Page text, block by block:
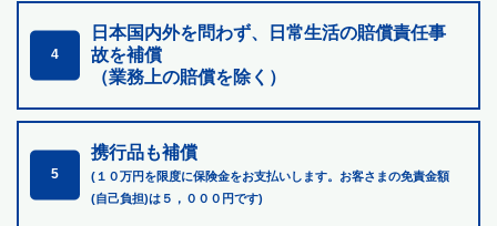
4
日本国内外を問わず、日常生活の賠償責任事
故を補償
（業務上の賠償を除く）
5
携行品も補償
(１０万円を限度に保険金をお支払いします。お客さまの免責金額
(自己負担)は５，０００円です)